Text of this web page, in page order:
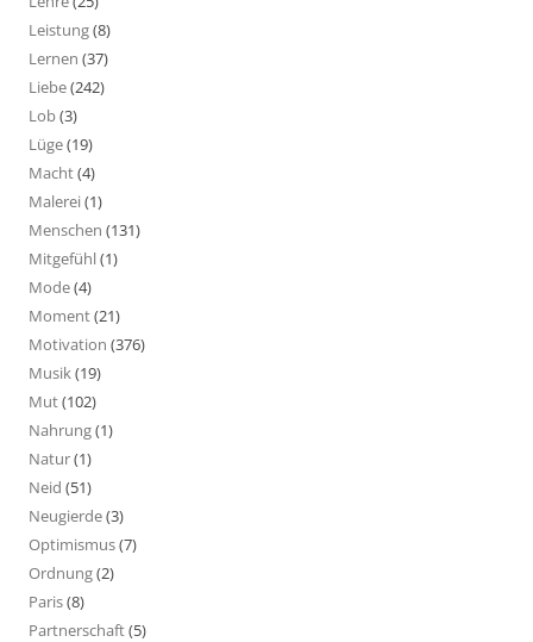
Leistung(8)
Lernen (37)
Liebe(242)
Lob(3)
Lüge(19)
Macht(4)
Malerei(1)
Menschen (131)
Mitgefühl(1)
Mode(4)
Moment(21)
Motivation (376)
Musik(19)
Mut(102)
Nahrung(1)
Natur(1)
Neid (51)
Neugierde(3)
Optimismus(7)
Ordnung(2)
Paris(8)
Partnerschaft(5)